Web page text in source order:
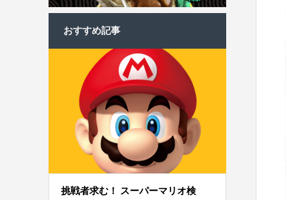
おすすめ記事
挑戦者求む！ スーパーマリオ検